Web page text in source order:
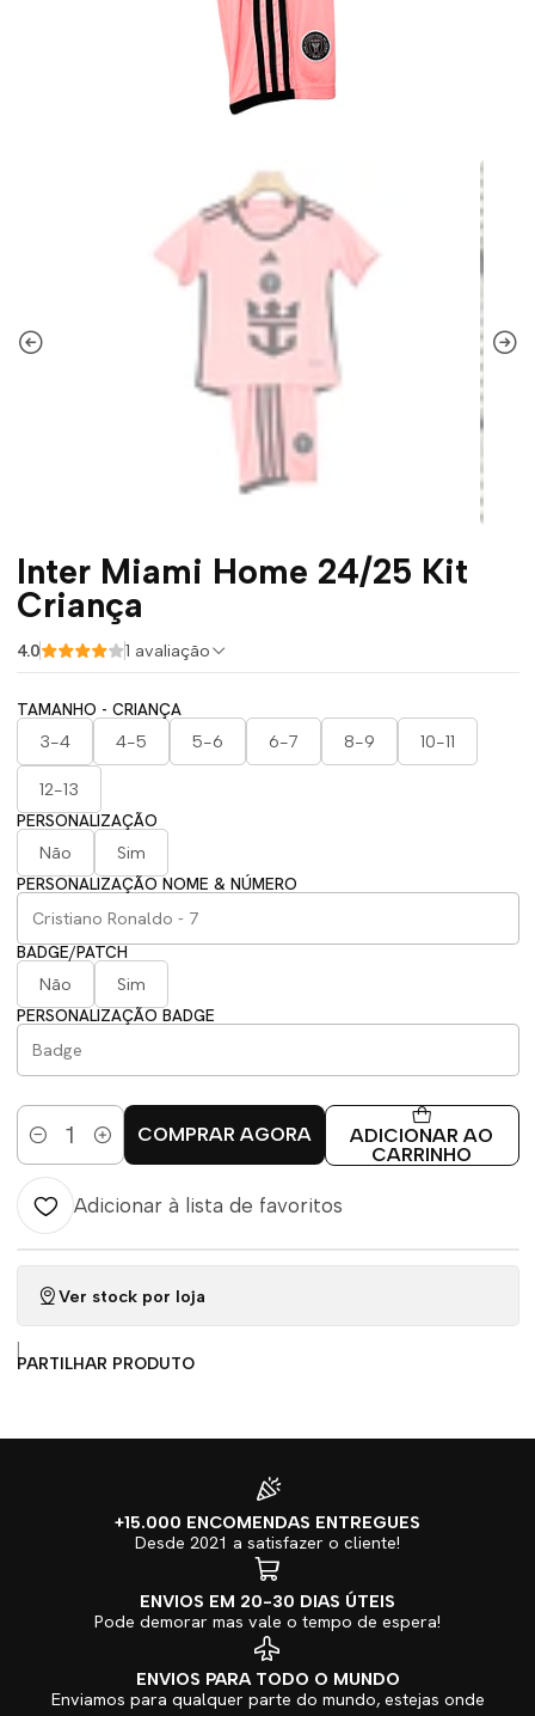
Inter Miami Home 24/25 Kit
Criança
4.0 1 avaliação
TAMANHO - CRIANÇA
3-4
4-5 5-6 6-7 8-9 10-11
12-13
PERSONALIZAÇÃO
Não
Sim
PERSONALIZAÇÃO NOME & NÚMERO
BADGE/PATCH
Não
Sim
PERSONALIZAÇÃO BADGE
Quantidade
ADICIONAR AO
CARRINHO
COMPRAR AGORA
Adicionar à lista de favoritos
Ver stock por loja
|
PARTILHAR PRODUTO
+15.000 ENCOMENDAS ENTREGUES
Desde 2021 a satisfazer o cliente!
ENVIOS EM 20-30 DIAS ÚTEIS
Pode demorar mas vale o tempo de espera!
ENVIOS PARA TODO O MUNDO
Enviamos para qualquer parte do mundo, estejas onde